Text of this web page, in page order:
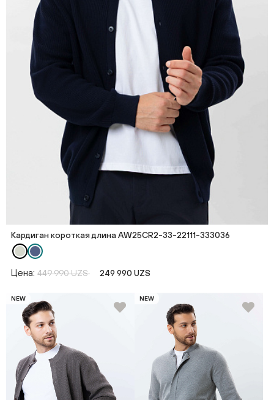
Кардиган короткая длина AW25CR2-33-22111-333036
Цена: 449 990 UZS 249 990 UZS
NEW NEW